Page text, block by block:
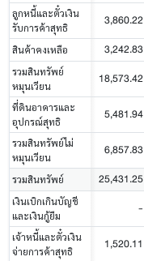
ลูกหนี้และตั๋วเงิน
รับการค้าสุทธิ
3,860.22
สินค้าคงเหลือ 3,242.83
รวมสินทรัพย์
หมุนเวียน
18,573.42
ที่ดินอาคารและ
อุปกรณ์สุทธิ
5,481.94
รวมสินทรัพย์ไม่
หมุนเวียน
6,857.83
รวมสินทรัพย์ 25,431.25
เงินเบิกเกินบัญชี
และเงินกู้ยืม
-
เจ้าหนี้และตั๋วเงิน
จ่ายการค้าสุทธิ
1,520.11